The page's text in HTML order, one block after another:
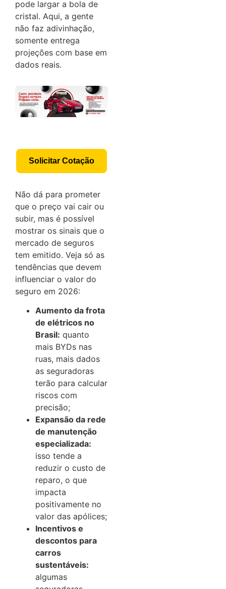
pode largar a bola de
cristal. Aqui, a gente
não faz adivinhação,
somente entrega
projeções com base em
dados reais.
Solicitar Cotação
Não dá para prometer
que o preço vai cair ou
subir, mas é possível
mostrar os sinais que o
mercado de seguros
tem emitido. Veja só as
tendências que devem
influenciar o valor do
seguro em 2026:
Aumento da frota
de elétricos no
Brasil: quanto
mais BYDs nas
ruas, mais dados
as seguradoras
terão para calcular
riscos com
precisão;
Expansão da rede
de manutenção
especializada:
isso tende a
reduzir o custo de
reparo, o que
impacta
positivamente no
valor das apólices;
Incentivos e
descontos para
carros
sustentáveis:
algumas